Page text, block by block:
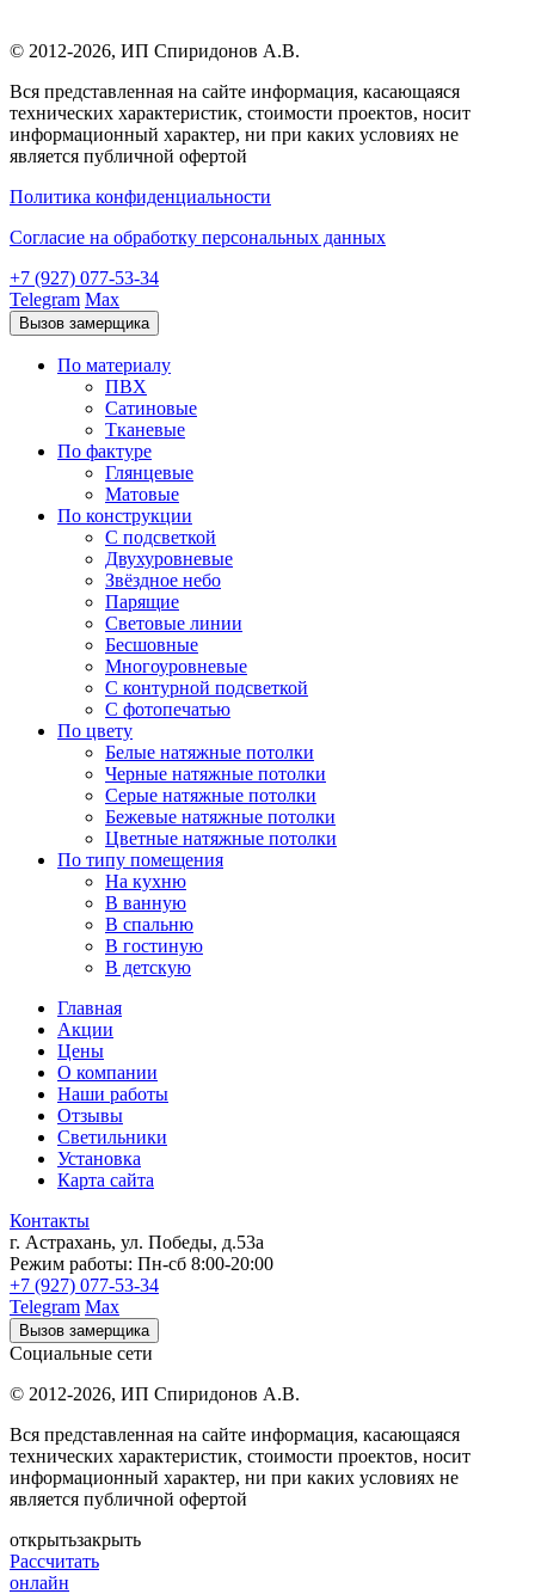
© 2012-2026, ИП Спиридонов А.В.
Вся представленная на сайте информация, касающаяся
технических характеристик, стоимости проектов, носит
информационный характер, ни при каких условиях не
является публичной офертой
Политика конфиденциальности
Согласие на обработку персональных данных
+7 (927) 077-53-34
Telegram Max
Вызов замерщика
По материалу
ПВХ
Сатиновые
Тканевые
По фактуре
Глянцевые
Матовые
По конструкции
С подсветкой
Двухуровневые
Звёздное небо
Парящие
Световые линии
Бесшовные
Многоуровневые
С контурной подсветкой
С фотопечатью
По цвету
Белые натяжные потолки
Черные натяжные потолки
Серые натяжные потолки
Бежевые натяжные потолки
Цветные натяжные потолки
По типу помещения
На кухню
В ванную
В спальню
В гостиную
В детскую
Главная
Акции
Цены
О компании
Наши работы
Отзывы
Светильники
Установка
Карта сайта
Контакты
г. Астрахань, ул. Победы, д.53а
Режим работы: Пн-сб 8:00-20:00
+7 (927) 077-53-34
Telegram Max
Вызов замерщика
Социальные сети
© 2012-2026, ИП Спиридонов А.В.
Вся представленная на сайте информация, касающаяся
технических характеристик, стоимости проектов, носит
информационный характер, ни при каких условиях не
является публичной офертой
открытьзакрыть
Рассчитать
онлайн